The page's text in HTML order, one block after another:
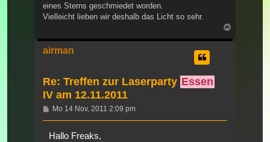
eines Sterns geschmiedet worden.
Vielleicht lieben wir deshalb das Licht so sehr.
airman
Re: Treffen zur Laserparty Essen
IV am 12.11.2011
Beitrag
Mo 14 Nov, 2011 2:09 pm
Hallo Freaks,